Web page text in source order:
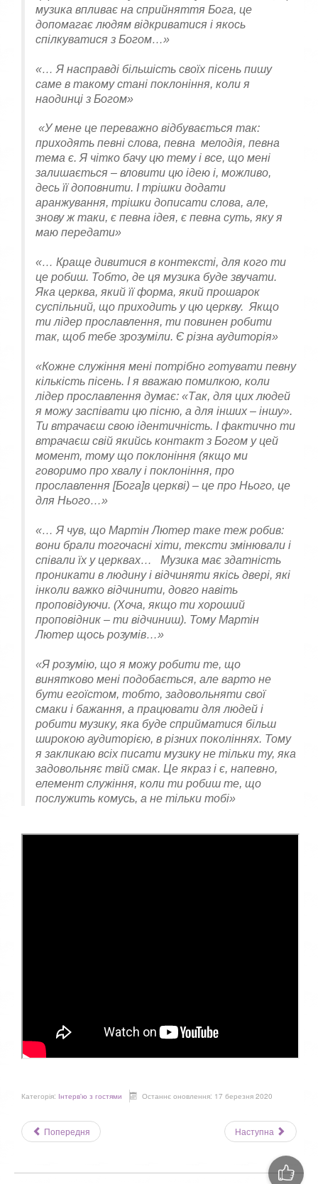
музика впливає на сприйняття Бога, це
допомагає людям відкриватися і якось
спілкуватися з Богом…»
«… Я насправді більшість своїх пісень пишу
саме в такому стані поклоніння, коли я
наодинці з Богом»
«У мене це переважно відбувається так:
приходять певні слова, певна мелодія, певна
тема є. Я чітко бачу цю тему і все, що мені
залишається – вловити цю ідею і, можливо,
десь її доповнити. І трішки додати
аранжування, трішки дописати слова, але,
знову ж таки, є певна ідея, є певна суть, яку я
маю передати»
«… Краще дивитися в контексті, для кого ти
це робиш. Тобто, де ця музика буде звучати.
Яка церква, який її форма, який прошарок
суспільний, що приходить у цю церкву. Якщо
ти лідер прославлення, ти повинен робити
так, щоб тебе зрозуміли. Є різна аудиторія»
«Кожне служіння мені потрібно готувати певну
кількість пісень. І я вважаю помилкою, коли
лідер прославлення думає: «Так, для цих людей
я можу заспівати цю пісню, а для інших – іншу».
Ти втрачаєш свою ідентичність. І фактично ти
втрачаєш свій якийсь контакт з Богом у цей
момент, тому що поклоніння (якщо ми
говоримо про хвалу і поклоніння, про
прославлення [Бога]в церкві) – це про Нього, це
для Нього…»
«… Я чув, що Мартін Лютер таке теж робив:
вони брали тогочасні хіти, тексти змінювали і
співали їх у церквах… Музика має здатність
проникати в людину і відчиняти якісь двері, які
інколи важко відчинити, довго навіть
проповідуючи. (Хоча, якщо ти хороший
проповідник – ти відчиниш). Тому Мартін
Лютер щось розумів…»
«Я розумію, що я можу робити те, що
винятково мені подобається, але варто не
бути егоїстом, тобто, задовольняти свої
смаки і бажання, а працювати для людей і
робити музику, яка буде сприйматися більш
широкою аудиторією, в різних поколіннях. Тому
я закликаю всіх писати музику не тільки ту, яка
задовольняє твій смак. Це якраз і є, напевно,
елемент служіння, коли ти робиш те, що
послужить комусь, а не тільки тобі»
Категорія: Інтерв'ю з гостями Останнє оновлення: 17 березня 2020
Попередня Наступна